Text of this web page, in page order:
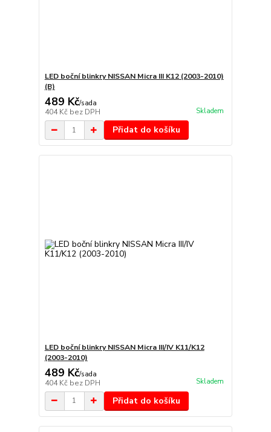
LED boční blinkry NISSAN Micra III K12 (2003-2010)
(B)
489 Kč/sada
404 Kč bez DPH Skladem
Přidat do košíku
LED boční blinkry NISSAN Micra III/IV K11/K12
(2003-2010)
489 Kč/sada
404 Kč bez DPH Skladem
Přidat do košíku